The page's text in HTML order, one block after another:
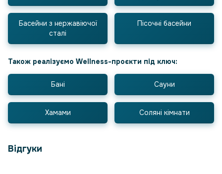
Басейни з нержавіючої
сталі
Пісочні басейни
Також реалізуємо Wellness-проєкти під ключ:
Бані Сауни
Хамами Соляні кімнати
Відгуки